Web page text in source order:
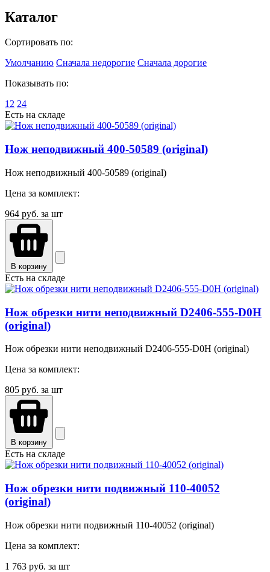
Каталог
Сортировать по:
Умолчанию Сначала недорогие Сначала дорогие
Показывать по:
12 24
Есть на складе
Нож неподвижный 400-50589 (original)
Нож неподвижный 400-50589 (original)
Цена за комплект:
964 руб. за шт
В корзину
Есть на складе
Нож обрезки нити неподвижный D2406-555-D0H
(original)
Нож обрезки нити неподвижный D2406-555-D0H (original)
Цена за комплект:
805 руб. за шт
В корзину
Есть на складе
Нож обрезки нити подвижный 110-40052
(original)
Нож обрезки нити подвижный 110-40052 (original)
Цена за комплект:
1 763 руб. за шт